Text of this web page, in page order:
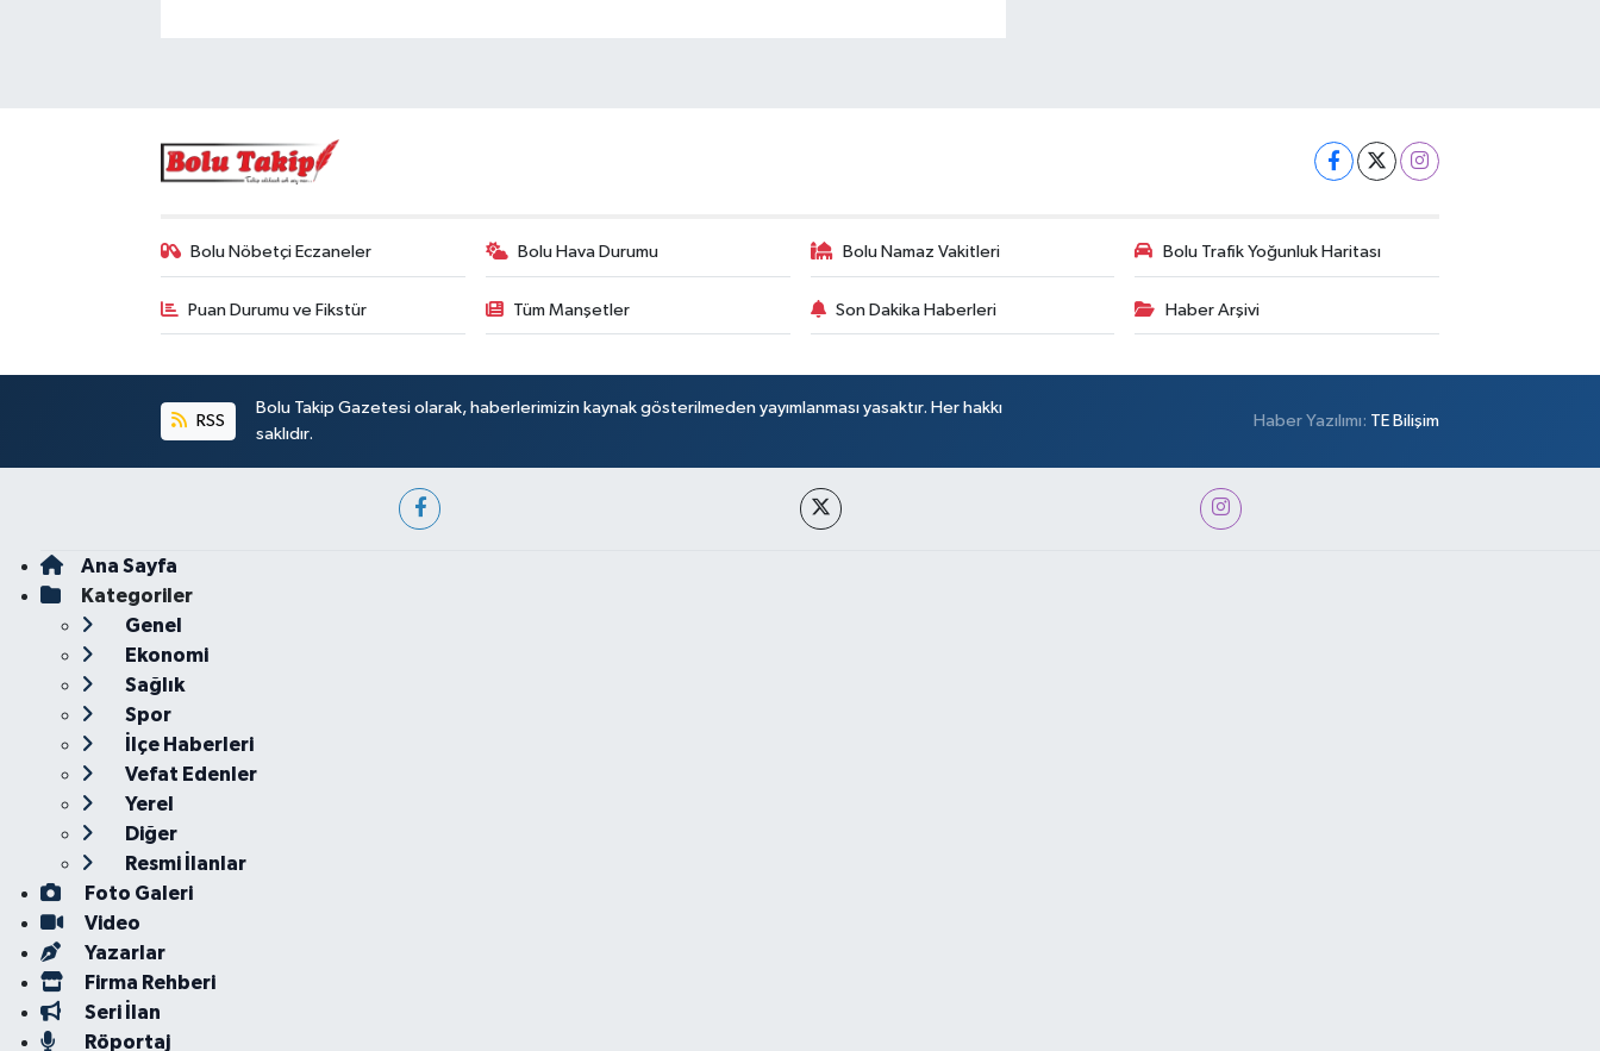
Bolu Nöbetçi Eczaneler Bolu Hava Durumu Bolu Namaz Vakitleri Bolu Trafik Yoğunluk Haritası
Puan Durumu ve Fikstür Tüm Manşetler Son Dakika Haberleri Haber Arşivi
RSS
Bolu Takip Gazetesi olarak, haberlerimizin kaynak gösterilmeden yayımlanması yasaktır. Her hakkı
saklıdır.
Haber Yazılımı: TE Bilişim
Ana Sayfa
Kategoriler
Genel
Ekonomi
Sağlık
Spor
İlçe Haberleri
Vefat Edenler
Yerel
Diğer
Resmi İlanlar
Foto Galeri
Video
Yazarlar
Firma Rehberi
Seri İlan
Röportaj